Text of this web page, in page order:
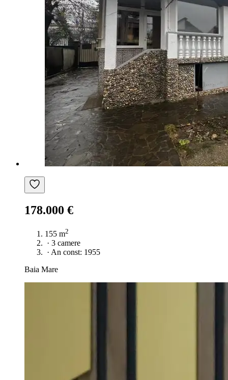
178.000 €
155 m2
· 3 camere
· An const: 1955
Baia Mare